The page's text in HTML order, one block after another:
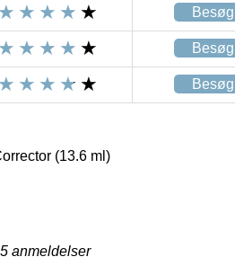
(13.6 ml)
anmeldelser